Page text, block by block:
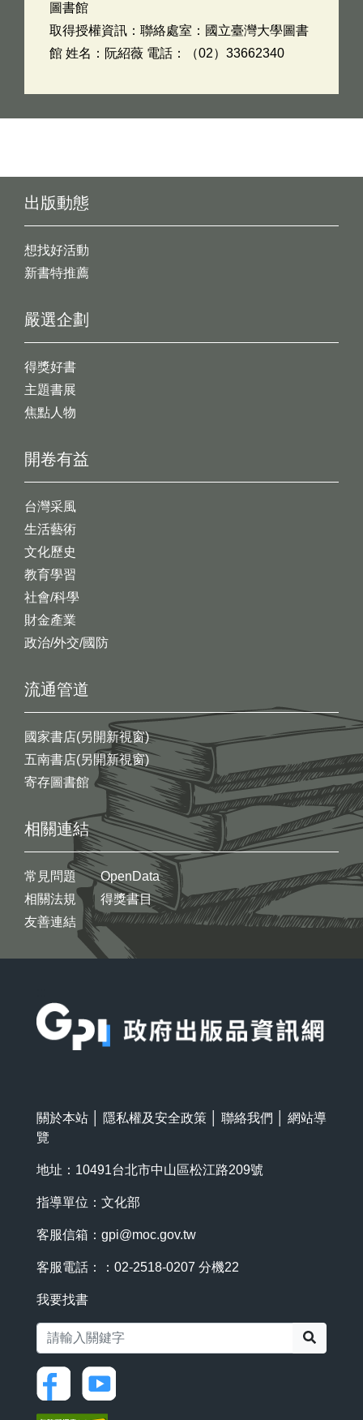
圖書館
取得授權資訊：聯絡處室：國立臺灣大學圖書
館 姓名：阮紹薇 電話：（02）33662340
出版動態
想找好活動
新書特推薦
開卷有益
台灣采風
生活藝術
文化歷史
教育學習
社會/科學
財金產業
政治/外交/國防
嚴選企劃
得獎好書
主題書展
焦點人物
流通管道
國家書店(另開新視窗)
五南書店(另開新視窗)
寄存圖書館
相關連結
常見問題
相關法規
友善連結
OpenData
得獎書目
關於本站 隱私權及安全政策 聯絡我們
網站導
覽
地址：10491台北市中山區松江路209號
指導單位：文化部
客服信箱： gpi@moc.gov.tw
客服電話：：02-2518-0207 分機22
我要找書